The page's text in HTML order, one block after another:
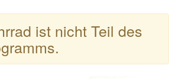
ist nicht Teil des